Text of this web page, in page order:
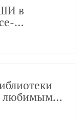
в
любимыми